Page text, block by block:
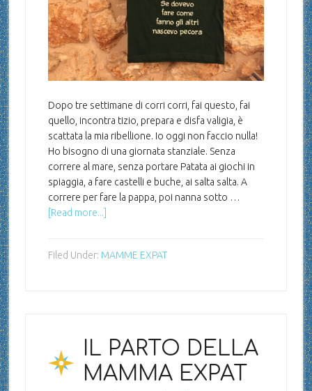
Dopo tre settimane di corri corri, fai questo, fai
quello, incontra tizio, prepara e disfa valigia, è
scattata la mia ribellione. Io oggi non faccio nulla!
Ho bisogno di una giornata stanziale. Senza
correre al mare, senza portare Patata ai giochi in
spiaggia, a fare castelli e buche, ai salta salta. A
correre per fare la pappa, poi nanna sotto …
[Read more...]
Filed Under: MAMME EXPAT
IL PARTO DELLA
MAMMA EXPAT